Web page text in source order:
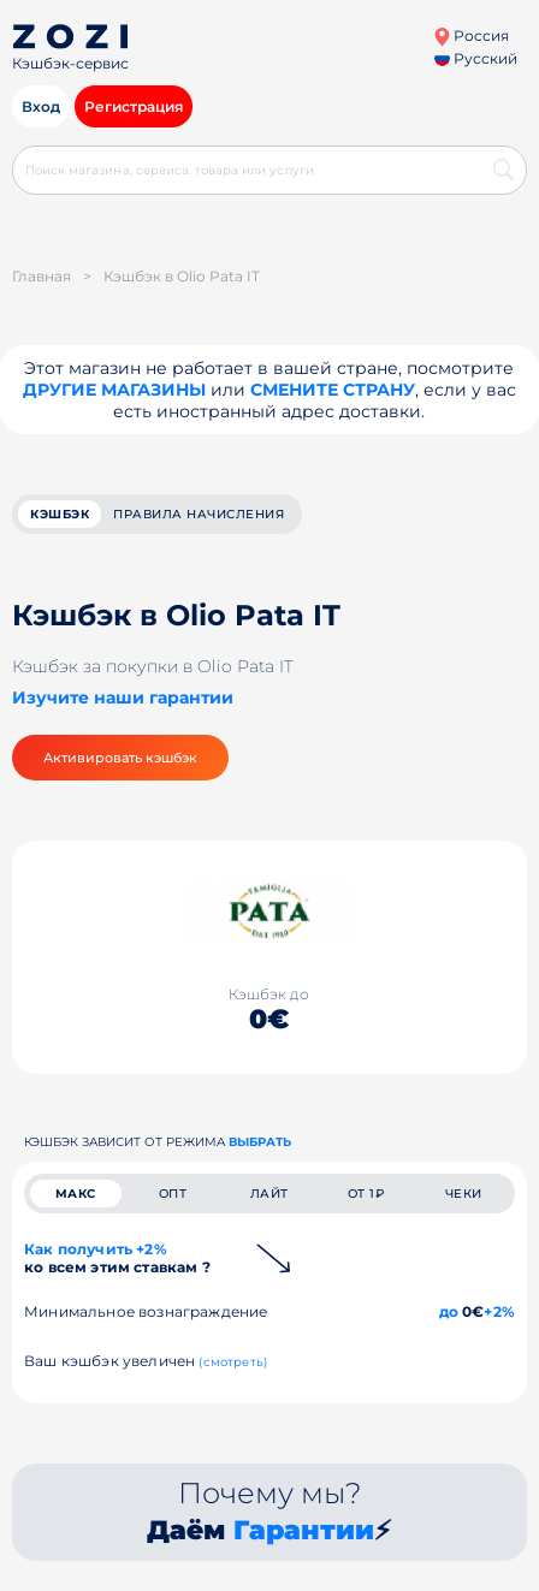
Кэшбэк-сервис
Россия
Русский
Вход Регистрация
Главная > Кэшбэк в Olio Pata IT
Этот магазин не работает в вашей стране, посмотрите
ДРУГИЕ МАГАЗИНЫили СМЕНИТЕ СТРАНУ, если у вас
есть иностранный адрес доставки.
КЭШБЭК ПРАВИЛА НАЧИСЛЕНИЯ
Кэшбэк в Olio Pata IT
Кэшбэк за покупки в Olio Pata IT
Изучите наши гарантии
Активировать кэшбэк
Кэшбэк до
0€
КЭШБЭК ЗАВИСИТ ОТ РЕЖИМА ВЫБРАТЬ
МАКС ОПТ ЛАЙТ ОТ 1₽ ЧЕКИ
Как получить +2%
ко всем этим ставкам ?
Минимальное вознаграждение до0€+2%
Ваш кэшбэк увеличен (смотреть)
Почему мы?
Даём Гарантии⚡